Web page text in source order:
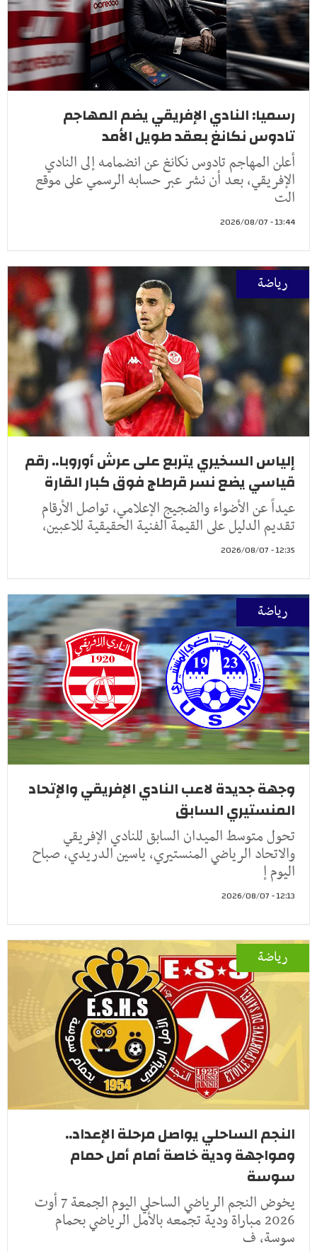
رسميا: النادي الإفريقي يضم المهاجم
تادوس نكانغ بعقد طويل الأمد
أعلن المهاجم تادوس نكانغ عن انضمامه إلى النادي
الإفريقي، بعد أن نشر عبر حسابه الرسمي على موقع
الت
13:44 - 2026/08/07
رياضة
إلياس السخيري يتربع على عرش أوروبا.. رقم
قياسي يضع نسر قرطاج فوق كبار القارة
عيداً عن الأضواء والضجيج الإعلامي، تواصل الأرقام
تقديم الدليل على القيمة الفنية الحقيقية للاعبين،
12:35 - 2026/08/07
رياضة
وجهة جديدة لاعب النادي الإفريقي والإتحاد
المنستيري السابق
تحول متوسط الميدان السابق للنادي الإفريقي
والاتحاد الرياضي المنستيري، ياسين الدريدي، صباح
اليوم إ
12:13 - 2026/08/07
رياضة
النجم الساحلي يواصل مرحلة الإعداد..
ومواجهة ودية خاصة أمام أمل حمام
سوسة
يخوض النجم الرياضي الساحلي اليوم الجمعة 7 أوت
2026 مباراة ودية تجمعه بالأمل الرياضي بحمام
سوسة، ف